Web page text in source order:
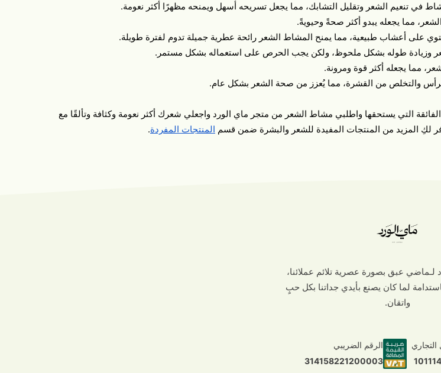
في تنعيم الشعر وتقليل التشابك، مما يجعل تسريحه أسهل ويمنحه مظهرًا أكثر نعومة.
مما يجعله يبدو أكثر صحةً وحيويةً.
على أعشاب طبيعية، مما يمنح المشاط الشعر رائحة عطرية جميلة تدوم لفترة طويلة.
وزيادة طوله بشكل ملحوظ، ولكن يجب الحرص على استعماله بشكل مستمر.
مما يجعله أكثر قوة ومرونة.
والتخلص من القشرة، مما يُعزز من صحة الشعر بشكل عام.
الفائقة التي يستحقها واطلبي مشاط الشعر من متجر ماي الورد واجعلي شعرك أكثر نعومة وكثافة وتألقًا مع
لكِ المزيد من المنتجات المفيدة للشعر والبشرة ضمن قسم المنتجات المفردة.
لـماضي عبق بصورة عصرية تلائم عملائنا،
لما كان يصنع بأيدي جداتنا بكل حبٍ
واتقان.
الرقم الضريبي
314158221200003